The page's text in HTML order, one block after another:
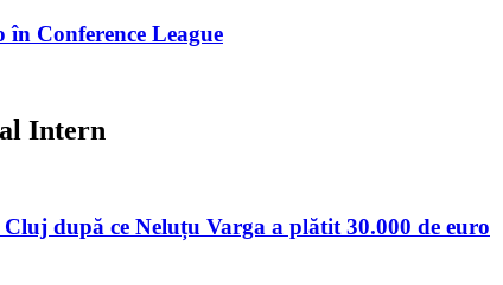
Conference League
Intern
după ce Neluțu Varga a plătit 30.000 de euro